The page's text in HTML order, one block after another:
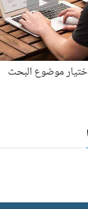
موضوع البحث